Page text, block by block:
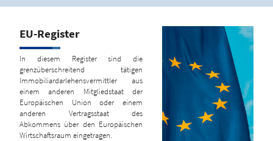
EU-Register
In diesem Register sind die
grenzüberschreitend tätigen
Immobiliardarlehensvermittler aus
einem anderen Mitgliedstaat der
Europäischen Union oder einem
anderen Vertragsstaat des
Abkommens über den Europäischen
Wirtschaftsraum eingetragen.